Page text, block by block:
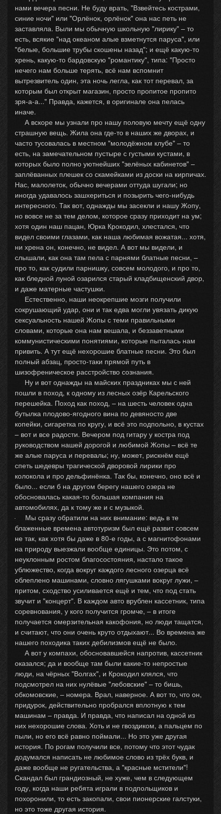
нами вечера песни. Не буду врать, "Взвейтесь кострами,
синие ночи" или "Орлёнок, орлёнок" она нас петь не
заставляла. Выли мы обычную школьную "лирику" – то
есть, всякие "над океаном алые взметнутся паруса", или
"белые, большие трубы скошены назад"; и ещё какую-то
хрень, какую-то бардовскую "романтику", типа: "Просто
нечего нам больше терять, всё нам вспомнит
вытрезвитель один, эта ночь легла, как тот перевал, за
которым был открыт магазин, просто пропитое пропито
зря-а-а..." Правда, кажется, в оригинале она пелась
иначе.
А вскоре мы узнали про нашу половую мечту ещё одну
страшную вещь. Жила она где-то в наших же дворах, и
часто тусовалась в местном "молодёжном клубе" – то
есть, на замечательном пустыре с густыми кустами, в
которых было полно уютнейших "зелёных кабинетов" –
заплёванных плешек со скамейками из доски на кирпичах.
Нас, малолеток, обычно вечерами оттуда шугали; но
иногда удавалось зашхериться и позырить чего-нибудь
интересного. Так вот, однажды мы засекли и нашу Жопу,
но вовсе не за тем делом, которое сразу приходит на ум;
хотя один наш пацан, Юрка Крокодил, хлестался, что
видел своими глазами, как наша любимая вожатая... хотя,
ни хрена он, конечно, не видел. А вот мы видели, и
слышали, как она там пела с парнями блатные песни, –
про то, как судили парнишку, совсем молодого, и про то,
как бледной луной озарился старый кладбищенский двор,
и даже матерные частушки.
Естественно, наши неокрепшие мозги получили
сокрушающий удар, они и так едва могли увязать дикую
сексуальность нашей Жопы с теми правильными
словами, которые она нам вешала, и беззаветными
коммунистическими понятиями, которые пыталась нам
привить. А тут ещё нехорошие блатные песни. Это был
полный абзац, просто-таки прямой путь в
шизофреническое расстройство сознания.
Ну и вот однажды на майских праздниках мы с ней
пошли в поход, к одному из лесных озёр Карельского
перешейка. Поход как поход, – на шесть человек одна
бутылка плодово-ягодного вина по девяносто две
копейки, сигаретка по кругу, и всё это подпольно, в кустах
– вот и все радости. Вечером под гитару у костра под
руководством нашей дорогой и любимой Жопы – всё те
же алые паруса и перевалы; ну, может, рискнём ещё
спеть шедевры трагической дворовой лирики про
колокола и про дельфинёнка. Так бы, конечно, оно всё и
было... если б на другом берегу нашего озера не
обосновалась какая-то большая компания на
автомобилях, да к тому же и с музыкой.
Мы сразу обратили на них внимание: ведь в те
блаженные времена автотуризм был ещё развит совсем
не так, как хотя бы даже в 80-е годы, а с магнитофонами
на природу выезжали вообще единицы. Это потом, с
неуклонным ростом благосостояния, настало такое
ублюжество, когда вокруг каждого лесного озерца всё
облеплено машинами, словно лягушками вокруг лужи, –
притом, сходство усиливается ещё и тем, что под стать
звучит и "концерт". В каждом авто врублен кассетник, типа
соревнования, у кого получится громче, – в итоге
получается омерзительная какофония, но люди тащатся,
и считают, что они очень круто отдыхают... Во времена же
нашего походика таких дебилизмов ещё не было.
А вот у компахи, обосновавшейся напротив, кассетник
оказался; да и вообще там были какие-то непростые
люди, на чёрных "Волгах", и Крокодил клялся, что
подсмотрел на них нулёвые "лебовские" – то бишь,
обкомовские, – номера. Врал, наверное. А вот то, что он,
придурок, действительно пробрался вплотную к тем
машинам – правда. И правда, что написал на одной из
них нехорошие слова. Хоть и не гвоздиком, а пальцем по
пыли, но его всё равно поймали... Но это уже другая
история. По рогам получили все, потому что этот чудак
додумался написать не любимое слово из трёх букв, и
даже вообще не ругательства, а "красные мстители"!
Скандал был грандиозный, не хуже, чем в следующем
году, когда наши ребята играли в подпольщиков и
похоронили, то есть закопали, свои пионерские галстуки,
но это тоже другая история.